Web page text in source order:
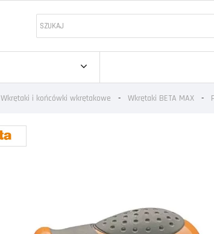
Wkrętaki i końcówki wkrętakowe Wkrętaki BETA MAX